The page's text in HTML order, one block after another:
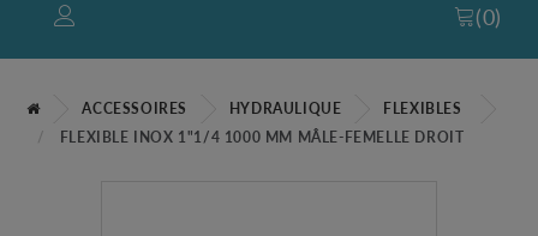
(0)
ACCESSOIRES HYDRAULIQUE
FLEXIBLES
FLEXIBLE INOX 1"1/4 1000 MM MÂLE-FEMELLE DROIT